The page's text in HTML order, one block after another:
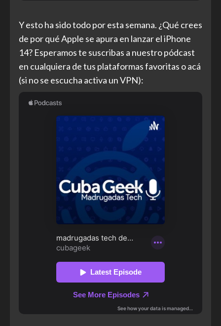
Y esto ha sido todo por esta semana. ¿Qué crees
de por qué Apple se apura en lanzar el iPhone
14? Esperamos te suscribas a nuestro pódcast
en cualquiera de tus plataformas favoritas o acá
(si no se escucha activa un VPN):